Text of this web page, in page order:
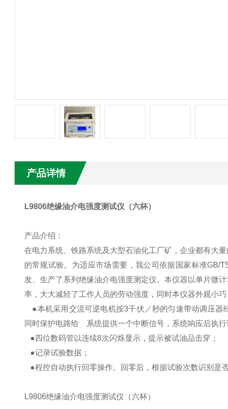
产品详情
L9806绝缘油介电强度测试仪（六杯）
产品介绍：
在电力系统、铁路系统及大型石油化工厂矿，企业都有大
的常规试验。为适应市场需要，我公司依据国家标准GB/
发、生产了系列绝缘油介电强度测定仪。本仪器以单片微
率，大大减轻了工作人员的劳动强度，同时本仪器外观小巧
●本机采用交流可逆电机按3千伏／秒的匀速带动调压器
同时保护电路给 系统提供一个中断信号，系统响应后执行
●四位数码管以连续8次闪烁显示，提示被试油品击穿；
●记录试验数据；
●程控自动执行回零操作。回零后，根据试验次数识别是
L9806绝缘油介电强度测试仪（六杯）